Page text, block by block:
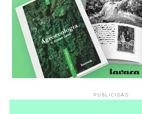
PUBLICIDAD